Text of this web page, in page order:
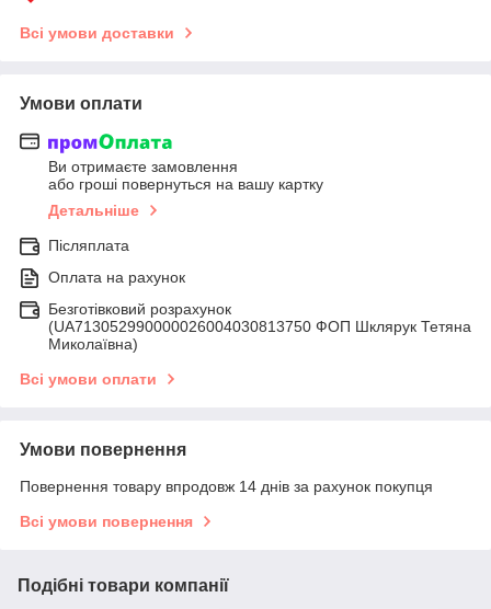
Всі умови доставки
Умови оплати
Ви отримаєте замовлення
або гроші повернуться на вашу картку
Детальніше
Післяплата
Оплата на рахунок
Безготівковий розрахунок
(UA713052990000026004030813750 ФОП Шклярук Тетяна
Миколаївна)
Всі умови оплати
Умови повернення
Повернення товару впродовж 14 днів за рахунок покупця
Всі умови повернення
Подібні товари компанії